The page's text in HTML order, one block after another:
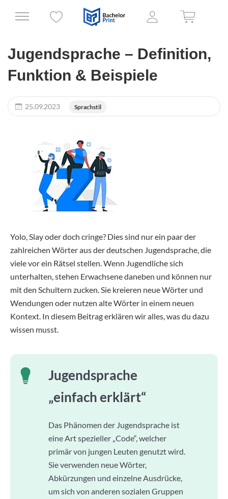
Jugendsprache – Definition,
Funktion & Beispiele
25.09.2023 Sprachstil
Yolo, Slay oder doch cringe? Dies sind nur ein paar der
zahlreichen Wörter aus der deutschen Jugendsprache, die
viele vor ein Rätsel stellen. Wenn Jugendliche sich
unterhalten, stehen Erwachsene daneben und können nur
mit den Schultern zucken. Sie kreieren neue Wörter und
Wendungen oder nutzen alte Wörter in einem neuen
Kontext. In diesem Beitrag erklären wir alles, was du dazu
wissen musst.
Jugendsprache
„einfach erklärt“
Das Phänomen der Jugendsprache ist
eine Art spezieller „Code“, welcher
primär von jungen Leuten genutzt wird.
Sie verwenden neue Wörter,
Abkürzungen und einzelne Ausdrücke,
um sich von anderen sozialen Gruppen